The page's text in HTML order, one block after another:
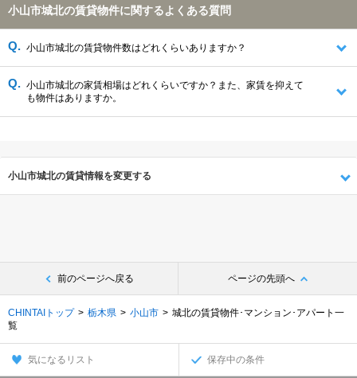
小山市城北の賃貸物件に関するよくある質問
小山市城北の賃貸物件数はどれくらいありますか？
小山市城北の家賃相場はどれくらいですか？また、家賃を抑えて
も物件はありますか。
小山市城北の賃貸情報を変更する
前のページへ戻る ページの先頭へ
CHINTAIトップ 栃木県 小山市
城北の賃貸物件･マンション･アパート一
覧
気になるリスト 保存中の条件